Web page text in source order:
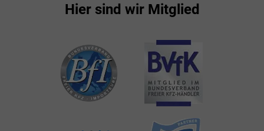
Hier sind wir Mitglied